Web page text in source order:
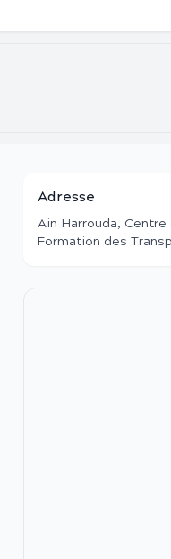
Adresse
Ain Harrouda, Centre
Formation des